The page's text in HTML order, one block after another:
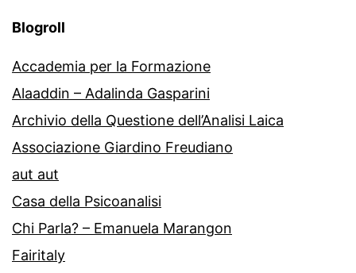
Blogroll
Accademia per la Formazione
Alaaddin – Adalinda Gasparini
Archivio della Questione dell’Analisi Laica
Associazione Giardino Freudiano
aut aut
Casa della Psicoanalisi
Chi Parla? – Emanuela Marangon
Fairitaly